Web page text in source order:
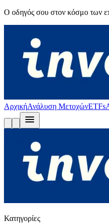
Ο οδηγός σου στον κόσμο των
ΑρχικήΑνάλυση ΜετοχώνETFs
Κατηγορίες